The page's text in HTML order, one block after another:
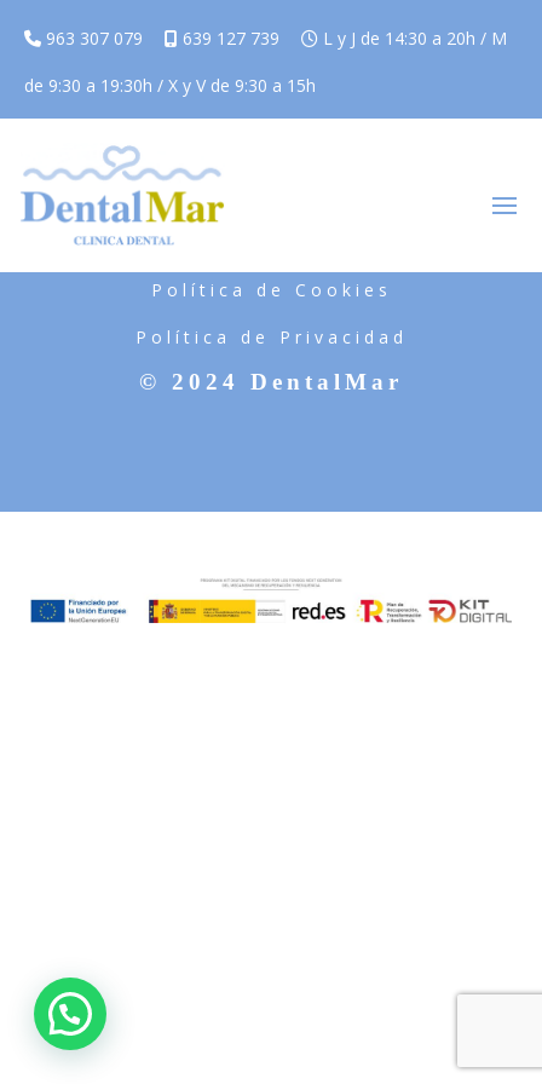
963 307 079 639 127 739 L y J de 14:30 a 20h / M
de 9:30 a 19:30h / X y V de 9:30 a 15h
Política de Cookies
Política de Privacidad
© 2024 DentalMar